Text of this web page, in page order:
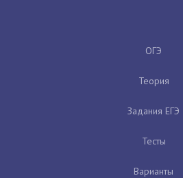
ОГЭ
Теория
Задания ЕГЭ
Тесты
Варианты